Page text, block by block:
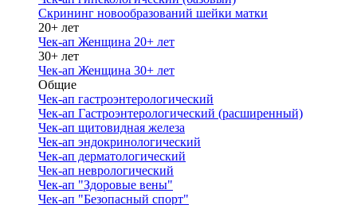
Скрининг новообразований шейки матки
20+ лет
Чек-ап Женщина 20+ лет
30+ лет
Чек-ап Женщина 30+ лет
Общие
Чек-ап гастроэнтерологический
Чек-ап Гастроэнтерологический (расширенный)
Чек-ап щитовидная железа
Чек-ап эндокринологический
Чек-ап дерматологический
Чек-ап неврологический
Чек-ап "Здоровые вены"
Чек-ап "Безопасный спорт"